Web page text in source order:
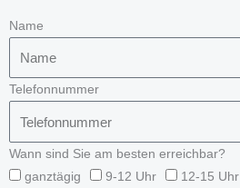
Name
Telefonnummer
Wann sind Sie am besten erreichbar?
ganztägig
9-12 Uhr 12-15 Uhr